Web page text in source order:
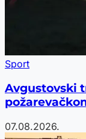
Sport
Avgustovski
07.08.2026.